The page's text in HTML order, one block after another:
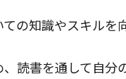
の知識やスキルを
読書を通して自分